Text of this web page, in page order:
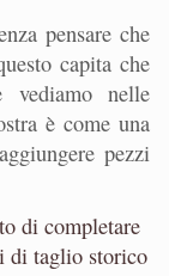
pensare che
capita che
nelle
è come una
pezzi
di completare
di taglio storico